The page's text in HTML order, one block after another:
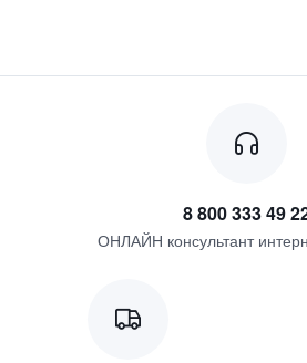
8 800 333 49
ОНЛАЙН консультант